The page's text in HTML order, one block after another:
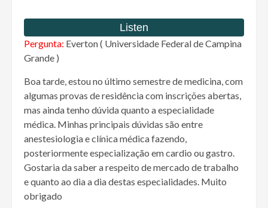
Pergunta: Everton ( Universidade Federal de Campina
Grande )
Boa tarde, estou no último semestre de medicina, com
algumas provas de residência com inscrições abertas,
mas ainda tenho dúvida quanto a especialidade
médica. Minhas principais dúvidas são entre
anestesiologia e clínica médica fazendo,
posteriormente especialização em cardio ou gastro.
Gostaria da saber a respeito de mercado de trabalho
e quanto ao dia a dia destas especialidades. Muito
obrigado